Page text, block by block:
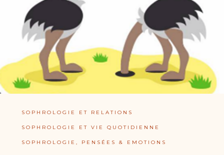
SOPHROLOGIE ET RELATIONS
SOPHROLOGIE ET VIE QUOTIDIENNE
SOPHROLOGIE, PENSÉES & EMOTIONS